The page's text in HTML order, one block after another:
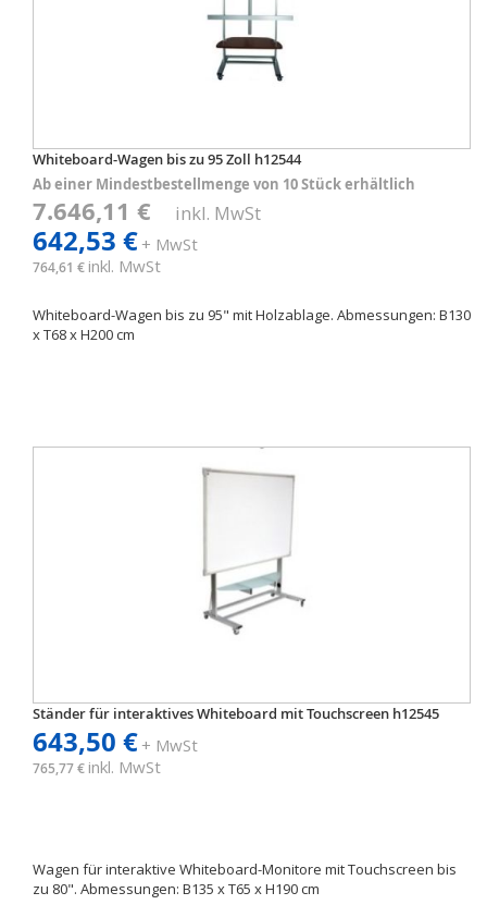
Whiteboard-Wagen bis zu 95 Zoll h12544
Ab einer Mindestbestellmenge von 10 Stück erhältlich
7.646,11 € inkl. MwSt
642,53 €+ MwSt
764,61 € inkl. MwSt
Whiteboard-Wagen bis zu 95" mit Holzablage. Abmessungen: B130
x T68 x H200 cm
Ständer für interaktives Whiteboard mit Touchscreen h12545
643,50 €+ MwSt
765,77 € inkl. MwSt
Wagen für interaktive Whiteboard-Monitore mit Touchscreen bis
zu 80". Abmessungen: B135 x T65 x H190 cm